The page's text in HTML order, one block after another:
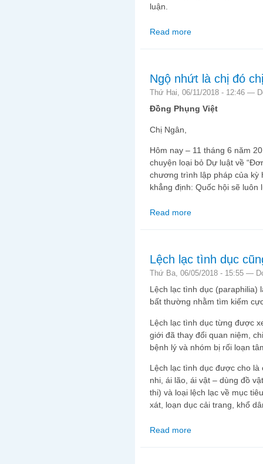
luận.
Read more
Ngộ nhứt là chị đó
Thứ Hai, 06/11/2018 - 12:46 —
Đồng Phụng Việt
Chị Ngân,
Hôm nay – 11 tháng 6 năm
chuyện loại bỏ Dự luật về
chương trình lập pháp của kỳ
khẳng định: Quốc hội sẽ luôn
Read more
Lệch lạc tình dục
Thứ Ba, 06/05/2018 - 15:55 —
Lệch lạc tình dục (paraphilia)
bất thường nhằm tìm kiếm
Lệch lạc tình dục từng được
giới đã thay đổi quan niệm,
bệnh lý và nhóm bị rối loạn
Lệch lạc tình dục được cho
nhi, ái lão, ái vật – dùng đồ
thi) và loại lệch lạc về mục
xát, loạn dục cải trang, khổ
Read more